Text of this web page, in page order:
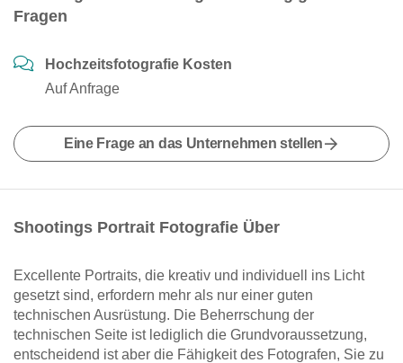
Fragen
Hochzeitsfotografie Kosten
Auf Anfrage
Eine Frage an das Unternehmen stellen
Shootings Portrait Fotografie Über
Excellente Portraits, die kreativ und individuell ins Licht
gesetzt sind, erfordern mehr als nur einer guten
technischen Ausrüstung. Die Beherrschung der
technischen Seite ist lediglich die Grundvoraussetzung,
entscheidend ist aber die Fähigkeit des Fotografen, Sie zu